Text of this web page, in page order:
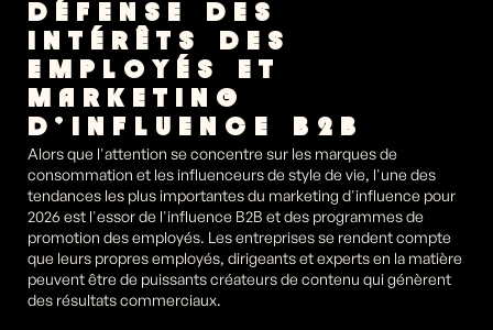
DÉFENSE DES
INTÉRÊTS DES
EMPLOYÉS ET
MARKETING
D'INFLUENCE B2B
Alors que l'attention se concentre sur les marques de
consommation et les influenceurs de style de vie, l'une des
tendances les plus importantes du marketing d'influence pour
2026 est l'essor de l'influence B2B et des programmes de
promotion des employés. Les entreprises se rendent compte
que leurs propres employés, dirigeants et experts en la matière
peuvent être de puissants créateurs de contenu qui génèrent
des résultats commerciaux.